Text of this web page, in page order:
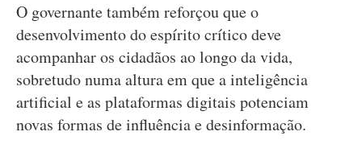
O governante também reforçou que o
desenvolvimento do espírito crítico deve
acompanhar os cidadãos ao longo da vida,
sobretudo numa altura em que a inteligência
artificial e as plataformas digitais potenciam
novas formas de influência e desinformação.